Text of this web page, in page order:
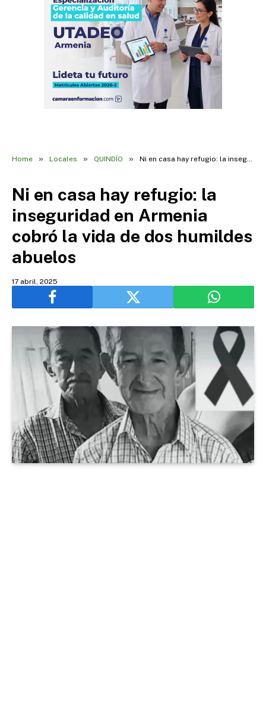
Home » Locales » QUINDÍO » Ni en casa hay refugio: la inseguridad en Armenia cobró la vida de dos humildes abuelos
Ni en casa hay refugio: la
inseguridad en Armenia
cobró la vida de dos humildes
abuelos
17 abril, 2025